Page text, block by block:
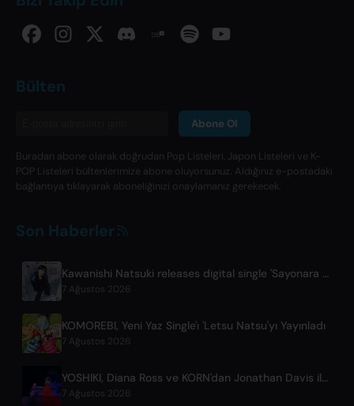
Bülten
Abone Ol
Buradan abone olarak doğrudan Pop Listeleri, Japon Listeleri ve K-
POP Listeleri bültenlerimize abone oluyorsunuz. Aldığınız e-postadaki
bağlantıya tıklayarak aboneliğinizi onaylamanız gerekecek.
Son Haberler
Kawanishi Natsuki releases digital single 'Sayonara wa Ichiban Kirei na Atashi de'
7 Ağustos 2026
KOMOREBI, Yeni Yaz Single'ı 'Letsu Natsu'yı Yayınladı
7 Ağustos 2026
YOSHIKI, Diana Ross ve KORN'dan Jonathan Davis ile Canlı Videolar Yayınladı
7 Ağustos 2026